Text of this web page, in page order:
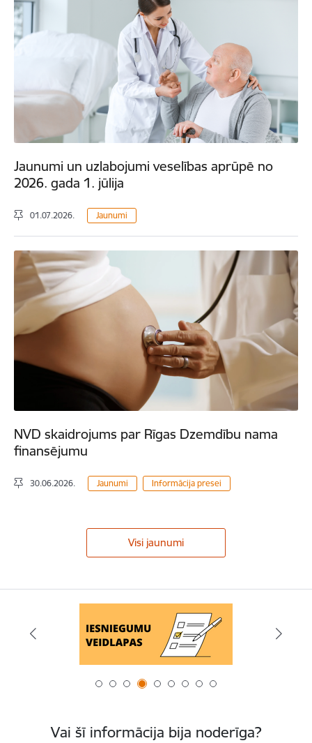
Jaunumi un uzlabojumi veselības aprūpē no
2026. gada 1. jūlija
01.07.2026. Jaunumi
NVD skaidrojums par Rīgas Dzemdību nama
finansējumu
30.06.2026. Jaunumi Informācija presei
Visi jaunumi
Vai šī informācija bija noderīga?